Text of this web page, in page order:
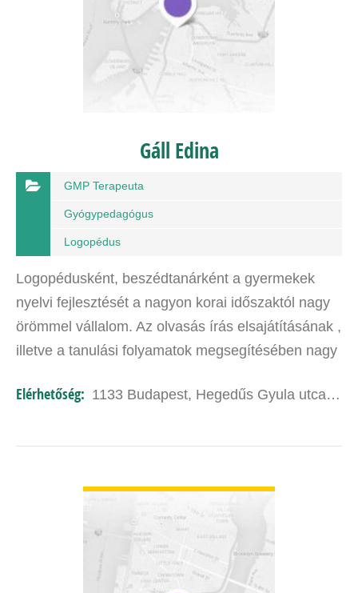
Gáll Edina
GMP Terapeuta
Gyógypedagógus
Logopédus
Logopédusként, beszédtanárként a gyermekek
nyelvi fejlesztését a nagyon korai időszaktól nagy
örömmel vállalom. Az olvasás írás elsajátításának ,
illetve a tanulási folyamatok megsegítésében nagy
Elérhetőség: 1133 Budapest, Hegedűs Gyula utca 48.